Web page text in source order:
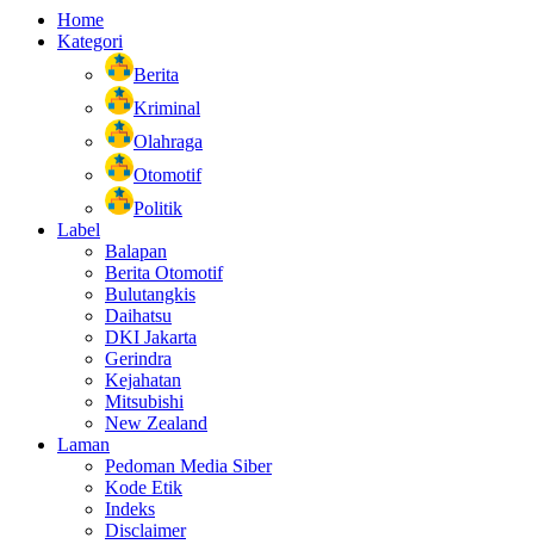
Home
Kategori
Berita
Kriminal
Olahraga
Otomotif
Politik
Label
Balapan
Berita Otomotif
Bulutangkis
Daihatsu
DKI Jakarta
Gerindra
Kejahatan
Mitsubishi
New Zealand
Laman
Pedoman Media Siber
Kode Etik
Indeks
Disclaimer